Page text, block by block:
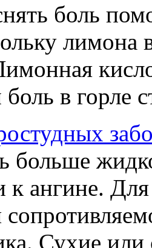
боль
лимона
в горле
больше
к ангине.
Сухие